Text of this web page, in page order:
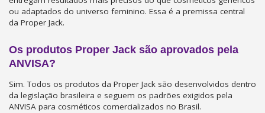
ou adaptados do universo feminino. Essa é a premissa central
da Proper Jack.
Os produtos Proper Jack são aprovados pela
ANVISA?
Sim. Todos os produtos da Proper Jack são desenvolvidos dentro
da legislação brasileira e seguem os padrões exigidos pela
ANVISA para cosméticos comercializados no Brasil.